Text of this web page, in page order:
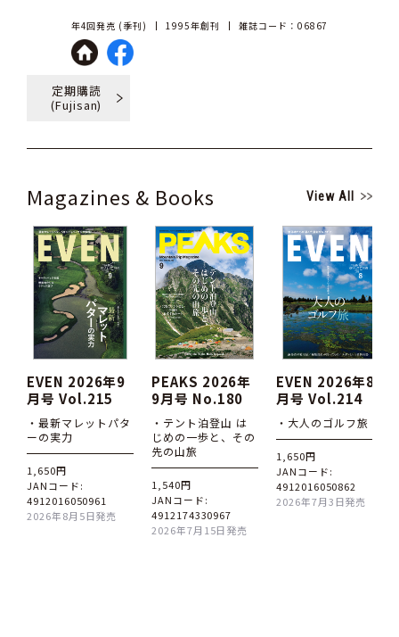
年4回発売 (季刊) 1995年創刊 雑誌コード：06867
定期購読
(Fujisan)
Magazines & Books View All
EVEN 2026年9
月号 Vol.215
・最新マレットパタ
ーの実力
1,650円
JANコード:
4912016050961
2026年8月5日発売
PEAKS 2026年
9月号 No.180
・テント泊登山 は
じめの一歩と、その
先の山旅
1,540円
JANコード:
4912174330967
2026年7月15日発売
EVEN 2026年8
月号 Vol.214
・大人のゴルフ旅
1,650円
JANコード:
4912016050862
2026年7月3日発売